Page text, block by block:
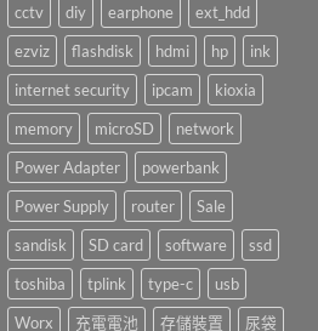
cctv
diy earphone
ext_hdd
ezviz
flashdisk hdmi hp
ink
internet security
ipcam
kioxia
memory
microSD
network
Power Adapter
powerbank
Power Supply
router
Sale
sandisk
SD card software
ssd
toshiba
tplink type-c
usb
Worx
充電電池 存儲裝置 尿袋